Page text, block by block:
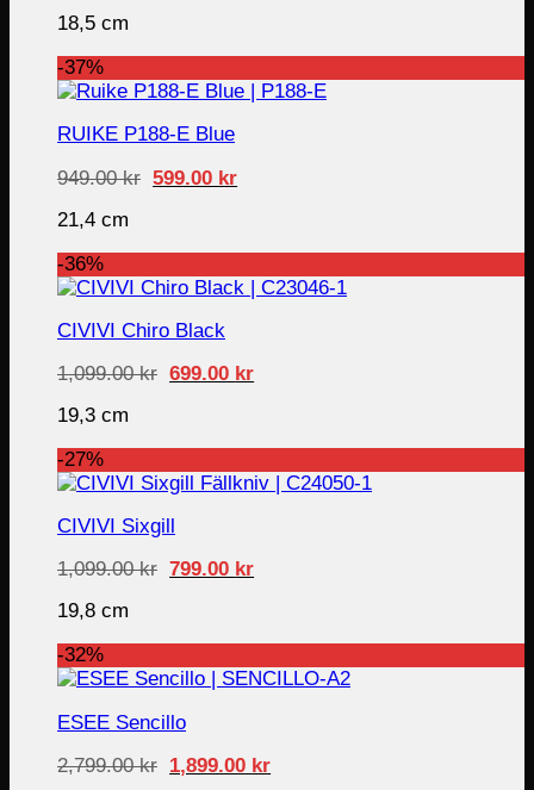
18,5 cm
-37%
RUIKE P188-E Blue
949.00kr Original
599.00 krCurrent
21,4 cm
-36%
CIVIVI Chiro Black
1,099.00kr Original
699.00 krCurrent
19,3 cm
-27%
CIVIVI Sixgill
1,099.00kr Original
799.00 krCurrent
19,8 cm
-32%
ESEE Sencillo
2,799.00kr Original
1,899.00 krCurrent